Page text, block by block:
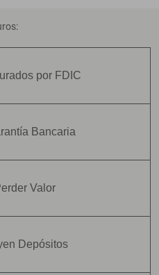
por FDIC
Bancaria
Valor
Depósitos